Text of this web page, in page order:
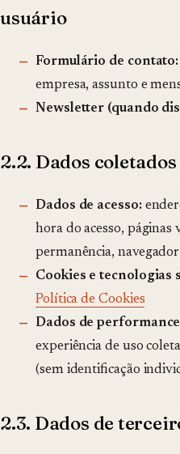
usuário
Formulário de contato:
empresa, assunto e
Newsletter (quando
2.2. Dados
Dados de acesso:
hora do acesso, páginas
permanência,
Cookies e tecnologias
Política de Cookies
Dados de
experiência de uso
(sem identificação
2.3. Dados de